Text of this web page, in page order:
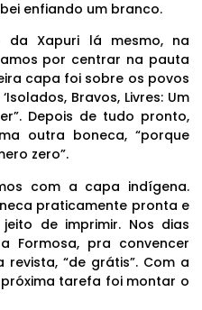
enfiando um branco.
da Xapuri lá mesmo, na
por centrar na pauta
capa foi sobre os povos
Bravos, Livres: Um
Depois de tudo pronto,
outra boneca, “porque
zero”.
com a capa indígena.
praticamente pronta e
de imprimir. Nos dias
Formosa, pra convencer
“de grátis”. Com a
tarefa foi montar o